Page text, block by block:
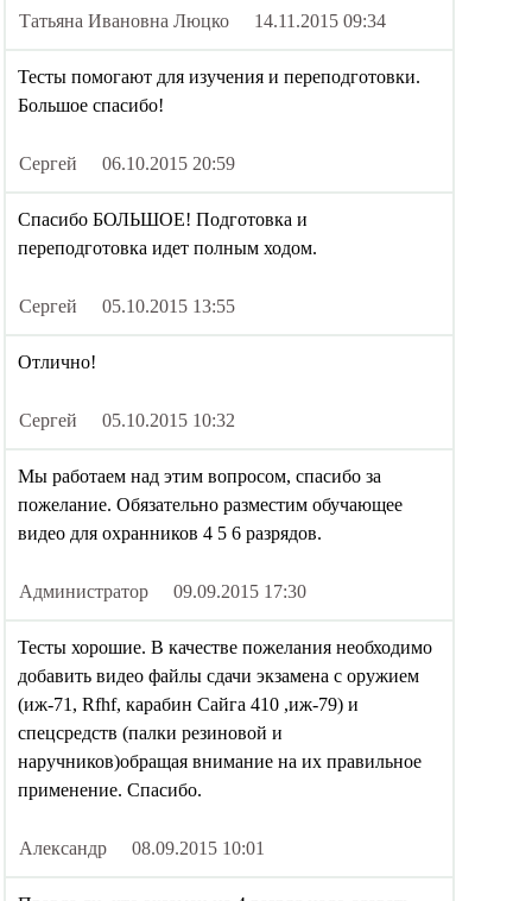
Татьяна Ивановна Люцко 14.11.2015 09:34
Тесты помогают для изучения и переподготовки.
Большое спасибо!
Сергей 06.10.2015 20:59
Спасибо БОЛЬШОЕ! Подготовка и
переподготовка идет полным ходом.
Сергей 05.10.2015 13:55
Отлично!
Сергей 05.10.2015 10:32
Мы работаем над этим вопросом, спасибо за
пожелание. Обязательно разместим обучающее
видео для охранников 4 5 6 разрядов.
Администратор 09.09.2015 17:30
Тесты хорошие. В качестве пожелания необходимо
добавить видео файлы сдачи экзамена с оружием
(иж-71, Rfhf, карабин Сайга 410 ,иж-79) и
спецсредств (палки резиновой и
наручников)обращая внимание на их правильное
применение. Спасибо.
Александр 08.09.2015 10:01